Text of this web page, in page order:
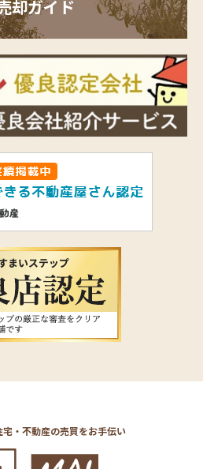
却ガイド
・不動産の売買をお手伝い